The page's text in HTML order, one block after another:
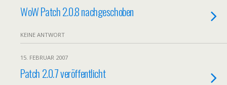
WoW Patch 2.0.8 nachgeschoben
KEINE ANTWORT
15. FEBRUAR 2007
Patch 2.0.7 veröffentlicht